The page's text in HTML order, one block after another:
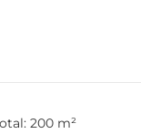
200 m²